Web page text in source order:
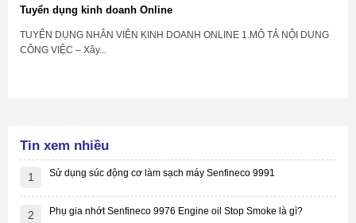
Tuyển dụng kinh doanh Online
TUYỂN DỤNG NHÂN VIÊN KINH DOANH ONLINE 1.MÔ TẢ NỘI DUNG
CÔNG VIỆC – Xây...
Tin xem nhiều
1 Sử dụng súc động cơ làm sạch máy Senfineco 9991
2 Phụ gia nhớt Senfineco 9976 Engine oil Stop Smoke là gì?